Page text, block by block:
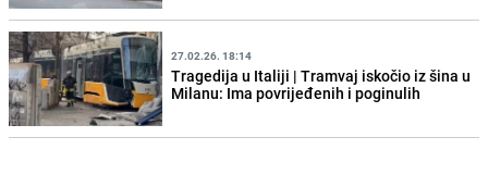
27.02.26. 18:14
Tragedija u Italiji | Tramvaj iskočio iz šina u
Milanu: Ima povrijeđenih i poginulih